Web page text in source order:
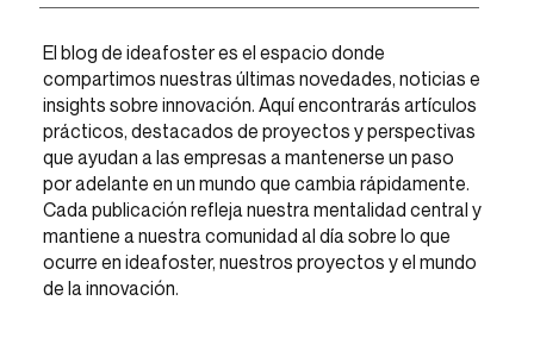
El blog de ideafoster es el espacio donde
compartimos nuestras últimas novedades, noticias e
insights sobre innovación. Aquí encontrarás artículos
prácticos, destacados de proyectos y perspectivas
que ayudan a las empresas a mantenerse un paso
por adelante en un mundo que cambia rápidamente.
Cada publicación refleja nuestra mentalidad central y
mantiene a nuestra comunidad al día sobre lo que
ocurre en ideafoster, nuestros proyectos y el mundo
de la innovación.